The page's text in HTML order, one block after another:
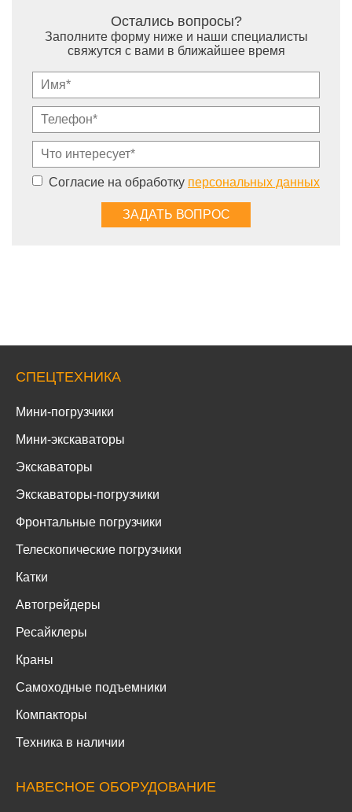
Остались вопросы?
Заполните форму ниже и наши специалисты
свяжутся с вами в ближайшее время
Согласие на обработку персональных данных
СПЕЦТЕХНИКА
Мини-погрузчики
Мини-экскаваторы
Экскаваторы
Экскаваторы-погрузчики
Фронтальные погрузчики
Телескопические погрузчики
Катки
Автогрейдеры
Ресайклеры
Краны
Самоходные подъемники
Компакторы
Техника в наличии
НАВЕСНОЕ ОБОРУДОВАНИЕ